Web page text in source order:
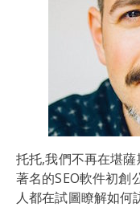
托托,我們不再在堪
著名的SEO軟件初創
人都在試圖瞭解如何